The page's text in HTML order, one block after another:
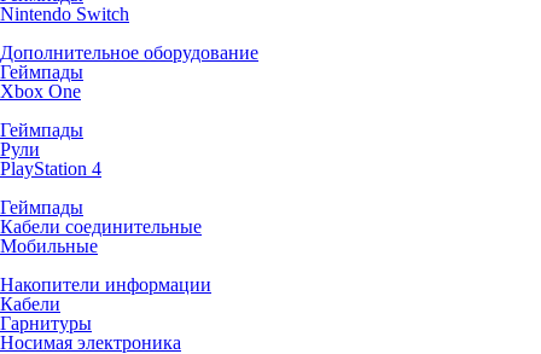
Nintendo Switch
Дополнительное оборудование
Геймпады
Xbox One
Геймпады
Рули
PlayStation 4
Геймпады
Кабели соединительные
Мобильные
Накопители информации
Кабели
Гарнитуры
Носимая электроника